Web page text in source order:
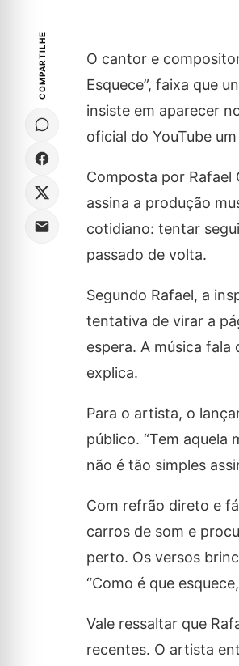
COMPARTILHE O cantor e
Esquece”, faixa que
insiste em aparecer
oficial do YouTube um
Composta por Rafael
assina a produção
cotidiano: tentar
passado de volta.
Segundo Rafael, a
tentativa de virar a
espera. A música fala
explica.
Para o artista, o
público. “Tem aquela
não é tão simples
Com refrão direto e
carros de som e
perto. Os versos
“Como é que
Vale ressaltar que
recentes. O artista